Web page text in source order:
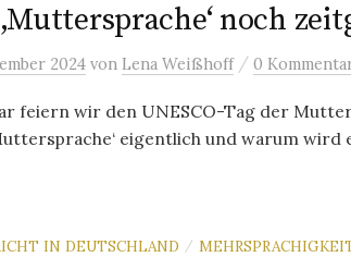
noch
2024 von Lena Weißhoff / 0
feiern wir den UNESCO-Tag der
eigentlich und warum wird
IN DEUTSCHLAND /